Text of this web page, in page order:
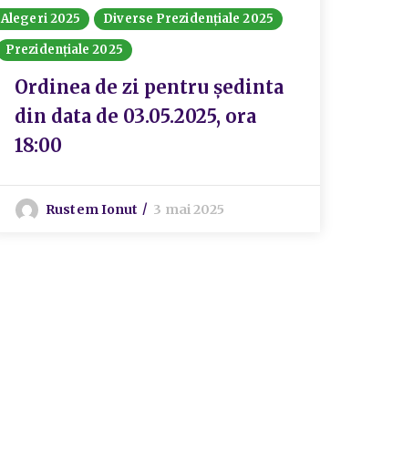
Alegeri 2025
Diverse Prezidențiale 2025
Prezidențiale 2025
Ordinea de zi pentru ședinta
din data de 03.05.2025, ora
18:00
Rustem Ionut 3 mai 2025